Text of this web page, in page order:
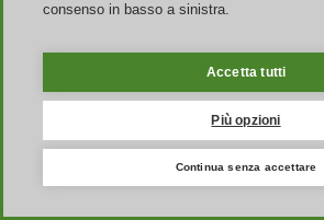
Pubblicità
Discoup Rewards
consenso in basso a sinistra.
Accetta tutti
Più opzioni
Continua senza accettare